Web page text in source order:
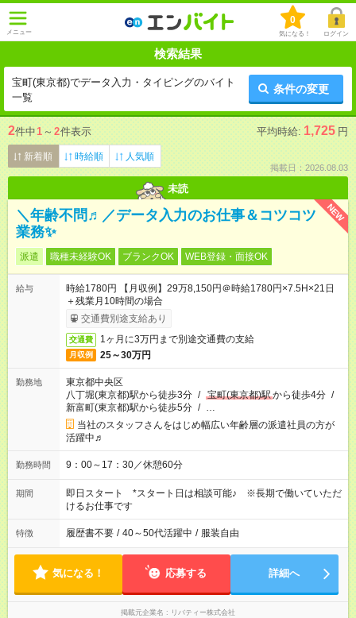
メニュー
0
気になる！ ログイン
検索結果
宝町(東京都)でデータ入力・タイピングのバイト
一覧
条件の変更
2件中1 ～ 2件表示 平均時給: 1,725 円
新着順 時給順 人気順
掲載日：2026.08.03
未読
NEW
＼年齢不問♬／データ入力のお仕事＆コツコツ
業務✨
派遣 職種未経験OK ブランクOK WEB登録・面接OK
給与
時給1780円 【月収例】29万8,150円＠時給1780円×7.5H×21日
＋残業月10時間の場合
交通費別途支給あり
交通費 1ヶ月に3万円まで別途交通費の支給
月収例 25～30万円
勤務地
東京都中央区
八丁堀(東京都)駅から徒歩3分 / 宝町(東京都)駅から徒歩4分 /
新富町(東京都)駅から徒歩5分 / …
当社のスタッフさんをはじめ幅広い年齢層の派遣社員の方が
活躍中♬
勤務時間 9：00～17：30／休憩60分
期間
即日スタート *スタート日は相談可能♪ ※長期で働いていただ
けるお仕事です
特徴 履歴書不要 / 40～50代活躍中 / 服装自由
気になる！ 応募する 詳細へ
掲載元企業名 リバティー株式会社